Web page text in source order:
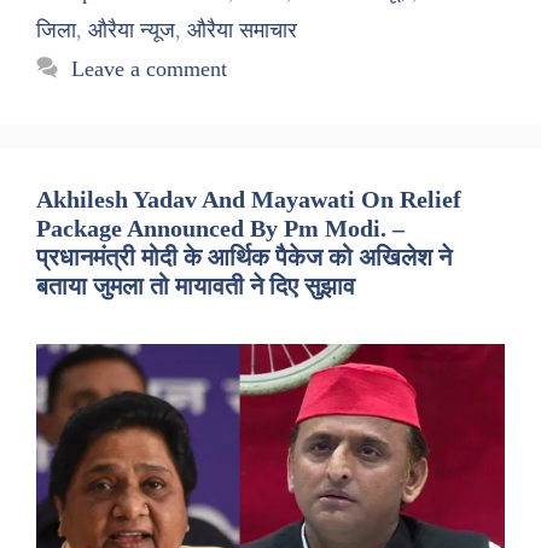
जिला, औरैया न्यूज, औरैया समाचार
Leave a comment
Akhilesh Yadav And Mayawati On Relief
Package Announced By Pm Modi. –
प्रधानमंत्री मोदी के आर्थिक पैकेज को अखिलेश ने
बताया जुमला तो मायावती ने दिए सुझाव